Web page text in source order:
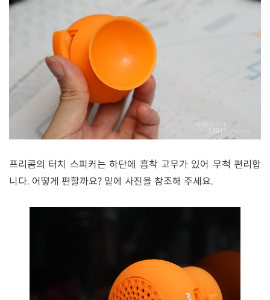
프리콤의 터치 스피커는 하단에 흡착 고무가 있어 무척 편리합
니다. 어떻게 편할까요? 밑에 사진을 참조해 주세요.